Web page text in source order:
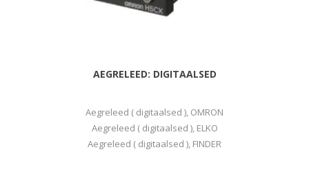
AEGRELEED: DIGITAALSED
Aegreleed ( digitaalsed ), OMRON
Aegreleed ( digitaalsed ), ELKO
Aegreleed ( digitaalsed ), FINDER